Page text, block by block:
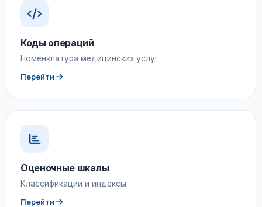
Коды операций
Номенклатура медицинских услуг
Перейти
Оценочные шкалы
Классификации и индексы
Перейти